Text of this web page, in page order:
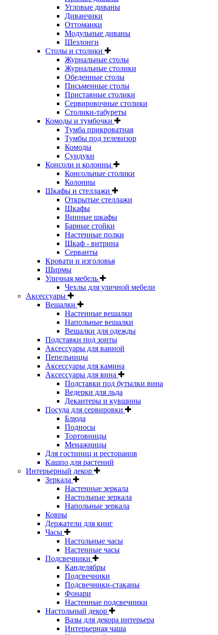
Угловые диваны
Диванчики
Оттоманки
Модульные диваны
Шезлонги
Столы и столики
Журнальные столы
Журнальные столики
Обеденные столы
Письменные столы
Приставные столики
Сервировочные столики
Столики-табуреты
Комоды и тумбочки
Тумба прикроватная
Тумбы под телевизор
Комоды
Сундуки
Консоли и колонны
Консольные столики
Колонны
Шкафы и стеллажи
Открытые стеллажи
Шкафы
Винные шкафы
Барные стойки
Настенные полки
Шкаф - витрина
Серванты
Кровати и изголовья
Ширмы
Уличная мебель
Чехлы для уличной мебели
Аксессуары
Вешалки
Настенные вешалки
Напольные вешалки
Вешалки для одежды
Подставки под зонты
Аксессуары для ванной
Пепельницы
Аксессуары для камина
Аксессуары для вина
Подставки под бутылки вина
Ведерки для льда
Декантеры и кувшины
Посуда для сервировки
Блюда
Подносы
Тортовницы
Менажницы
Для гостиниц и ресторанов
Кашпо для растений
Интерьерный декор
Зеркала
Настенные зеркала
Настольные зеркала
Напольные зеркала
Ковры
Держатели для книг
Часы
Настольные часы
Настенные часы
Подсвечники
Канделябры
Подсвечники
Подсвечники-стаканы
Фонари
Настенные подсвечники
Настольный декор
Вазы для декора интерьера
Интерьерная чаша